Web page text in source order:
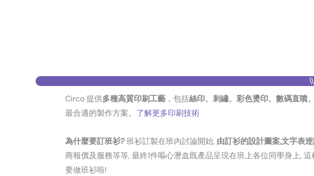
Circo 提供多種高質印刷工藝 ，包括絲印、刺繡、彩色燙印、數碼直噴
最合適的製作方案。 了解更多印刷技術
為什麼要訂班衫?班衫訂製在班內討論開始, 由訂衫的設計圖案,文字表
商報價及服務等等, 最終1件嘔心瀝血既產品呈現在班上各位同學身上,
要做班衫啦!